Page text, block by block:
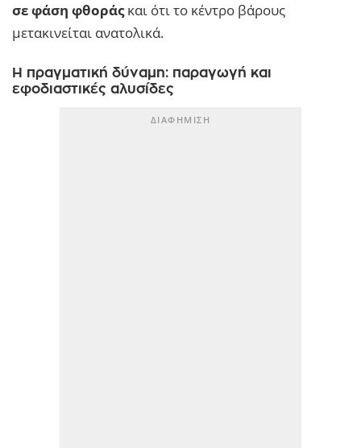
σε φάση φθοράςκαι ότι το κέντρο βάρους
μετακινείται ανατολικά.
Η πραγματική δύναμη: παραγωγή και
εφοδιαστικές αλυσίδες